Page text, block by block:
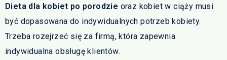
Dieta dla kobiet po porodzie oraz kobiet w ciąży musi
być dopasowana do indywidualnych potrzeb kobiety.
Trzeba rozejrzeć się za firmą, która zapewnia
indywidualna obsługę klientów.